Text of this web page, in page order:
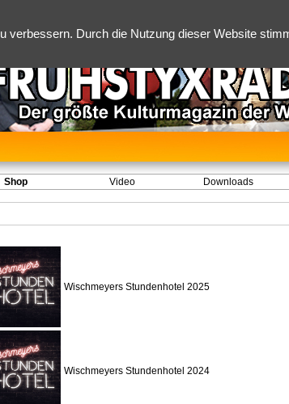
verbessern. Durch die Nutzung dieser Website
Shop Video Downloads
Wischmeyers Stundenhotel 2025
Wischmeyers Stundenhotel 2024